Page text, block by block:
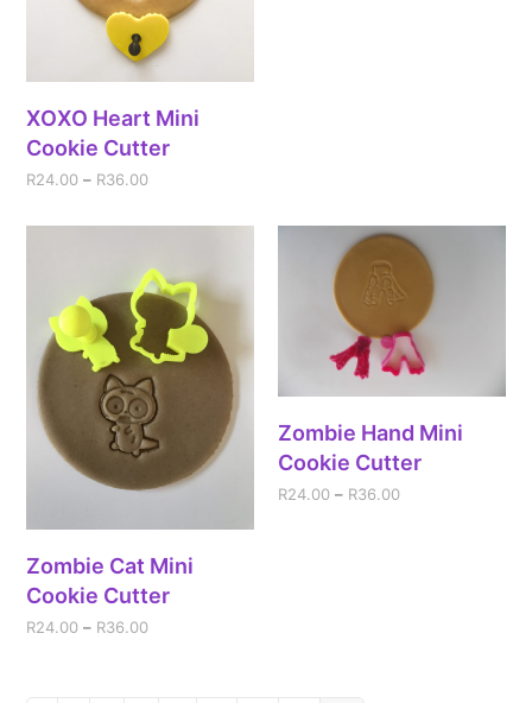
XOXO Heart Mini
Cookie Cutter
R24.00 – R36.00
Zombie Cat Mini
Cookie Cutter
R24.00 – R36.00
Zombie Hand Mini
Cookie Cutter
R24.00 – R36.00